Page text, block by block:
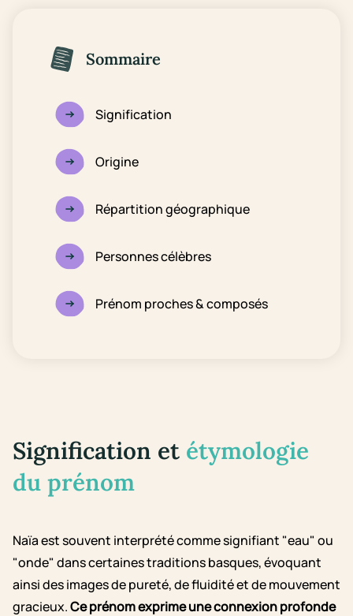
Sommaire
Signification
Origine
Répartition géographique
Personnes célèbres
Prénom proches & composés
Signification et étymologie
du prénom
Naïa est souvent interprété comme signifiant "eau" ou
"onde" dans certaines traditions basques, évoquant
ainsi des images de pureté, de fluidité et de mouvement
gracieux.Ce prénom exprime une connexion profonde